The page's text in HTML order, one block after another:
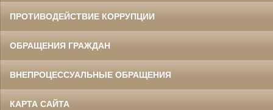
ПРОТИВОДЕЙСТВИЕ КОРРУПЦИИ
ОБРАЩЕНИЯ ГРАЖДАН
ВНЕПРОЦЕССУАЛЬНЫЕ ОБРАЩЕНИЯ
КАРТА САЙТА